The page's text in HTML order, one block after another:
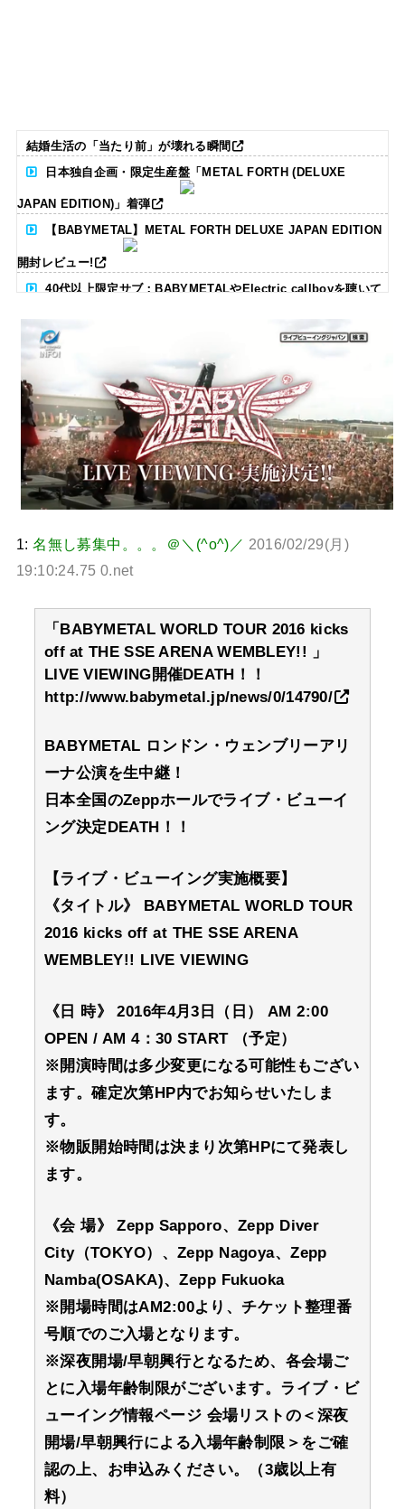
結婚生活の「当たり前」が壊れる瞬間
日本独自企画・限定生産盤「METAL FORTH (DELUXE
JAPAN EDITION)」着弾
【BABYMETAL】METAL FORTH DELUXE JAPAN EDITION
開封レビュー!
40代以上限定サブ：BABYMETALやElectric callboyを聴いて
る人いる？ 【海外の反応】
BABYMETAL「CANNONBALL外伝」グッズ販売決定
タワーレコード新宿店にてBABYMETALのパネル展が開催中
Powered by livedoor 相互RSS
1:名無し募集中。。。＠＼(^o^)／ 2016/02/29(月)
19:10:24.75 0.net
「BABYMETAL WORLD TOUR 2016 kicks
off at THE SSE ARENA WEMBLEY!! 」
LIVE VIEWING開催DEATH！！
http://www.babymetal.jp/news/0/14790/
BABYMETAL ロンドン・ウェンブリーアリ
ーナ公演を生中継！
日本全国のZeppホールでライブ・ビューイ
ング決定DEATH！！
【ライブ・ビューイング実施概要】
《タイトル》 BABYMETAL WORLD TOUR
2016 kicks off at THE SSE ARENA
WEMBLEY!! LIVE VIEWING
《日 時》 2016年4月3日（日） AM 2:00
OPEN / AM 4：30 START （予定）
※開演時間は多少変更になる可能性もござい
ます。確定次第HP内でお知らせいたしま
す。
※物販開始時間は決まり次第HPにて発表し
ます。
《会 場》 Zepp Sapporo、Zepp Diver
City（TOKYO）、Zepp Nagoya、Zepp
Namba(OSAKA)、Zepp Fukuoka
※開場時間はAM2:00より、チケット整理番
号順でのご入場となります。
※深夜開場/早朝興行となるため、各会場ご
とに入場年齢制限がございます。ライブ・ビ
ューイング情報ページ 会場リストの＜深夜
開場/早朝興行による入場年齢制限＞をご確
認の上、お申込みください。（3歳以上有
料）